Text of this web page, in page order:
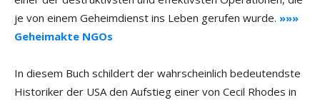
je von einem Geheimdienst ins Leben gerufen wurde. »»»
Geheimakte NGOs
In diesem Buch schildert der wahrscheinlich bedeutendste
Historiker der USA den Aufstieg einer von Cecil Rhodes in